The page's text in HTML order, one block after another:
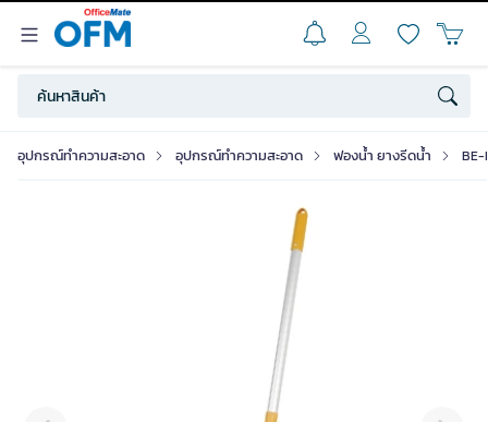
อุปกรณ์ทำความสะอาด อุปกรณ์ทำความสะอาด ฟองน้ำ ยางรีดน้ำ BE-